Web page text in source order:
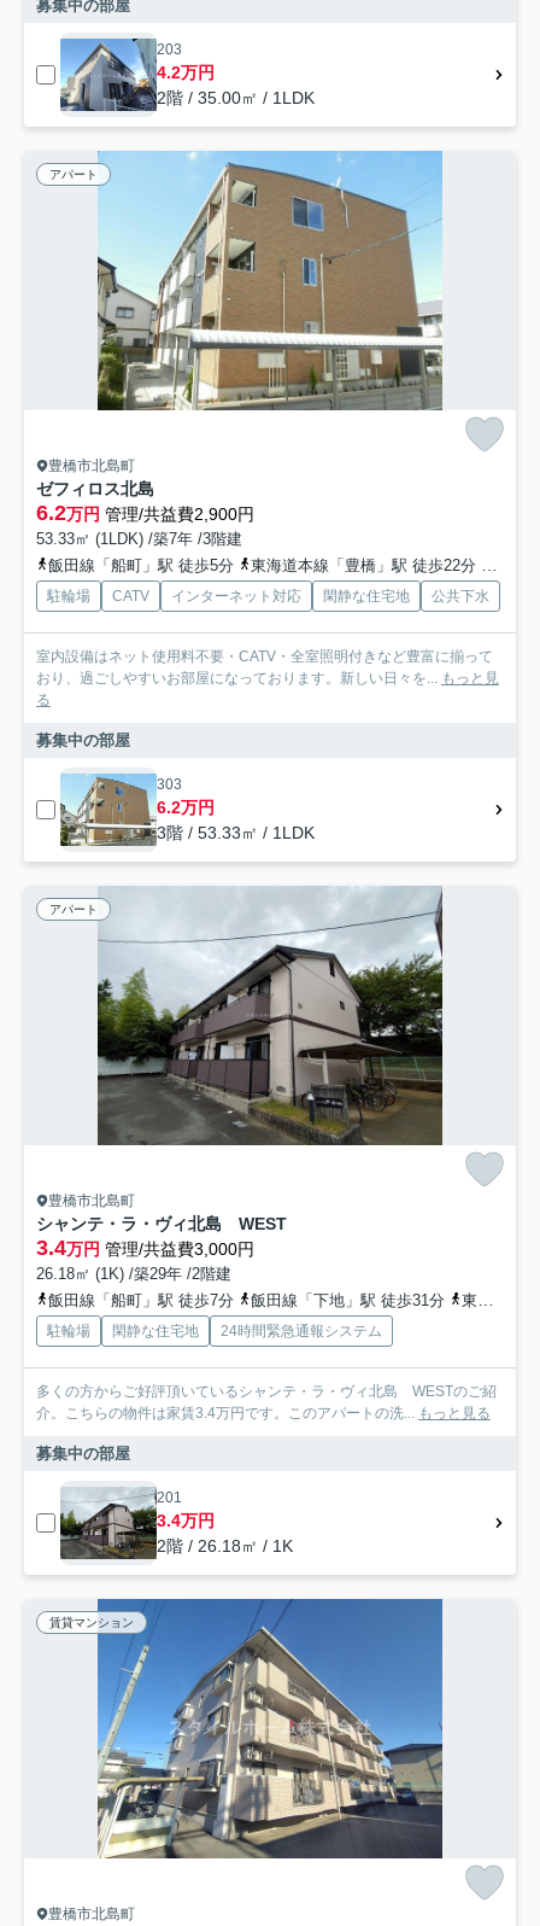
募集中の部屋
203
4.2万円
2階 / 35.00㎡ / 1LDK
アパート
豊橋市北島町
ゼフィロス北島
6.2万円 管理/共益費2,900円
53.33㎡ (1LDK) /築7年 /3階建
飯田線「船町」駅 徒歩5分
東海道本線「豊橋」駅 徒歩22分 飯田
駐輪場 CATV インターネット対応 閑静な住宅地 公共下水
室内設備はネット使用料不要・CATV・全室照明付きなど豊富に揃って
おり、過ごしやすいお部屋になっております。新しい日々を... もっと見
る
募集中の部屋
303
6.2万円
3階 / 53.33㎡ / 1LDK
アパート
豊橋市北島町
シャンテ・ラ・ヴィ北島 WEST
3.4万円 管理/共益費3,000円
26.18㎡ (1K) /築29年 /2階建
飯田線「船町」駅 徒歩7分
飯田線「下地」駅 徒歩31分 東海道本線「豊橋」駅 徒歩24分
駐輪場 閑静な住宅地 24時間緊急通報システム
多くの方からご好評頂いているシャンテ・ラ・ヴィ北島 WESTのご紹
介。こちらの物件は家賃3.4万円です。このアパートの洗... もっと見る
募集中の部屋
201
3.4万円
2階 / 26.18㎡ / 1K
賃貸マンション
豊橋市北島町